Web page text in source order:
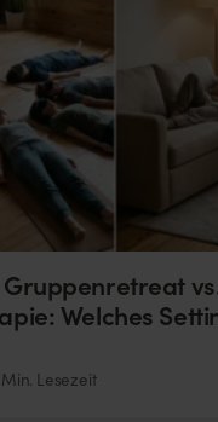
Gruppenretreat
Welches
Min. Lesezeit